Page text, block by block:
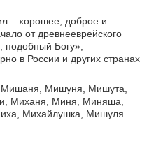
– хорошее, доброе и
от древнееврейского
подобный Богу»,
в России и других странах
Мишуня, Мишута,
Миханя, Миня, Миняша,
Михайлушка, Мишуля.